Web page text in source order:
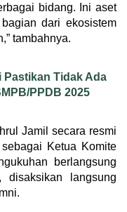
bidang. Ini aset
dari ekosistem
tambahnya.
Pastikan Tidak Ada
PPDB 2025
Jamil secara resmi
Ketua Komite
berlangsung
disaksikan langsung